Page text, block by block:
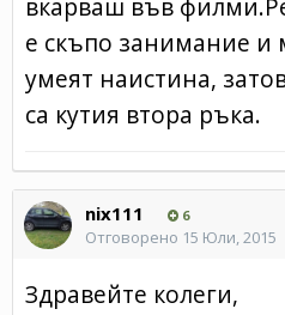
е скъпо занимание и
умеят наистина,
са кутия втора ръка.
nix111 6
Отговорено 15 Юли, 2015
Здравейте колеги,